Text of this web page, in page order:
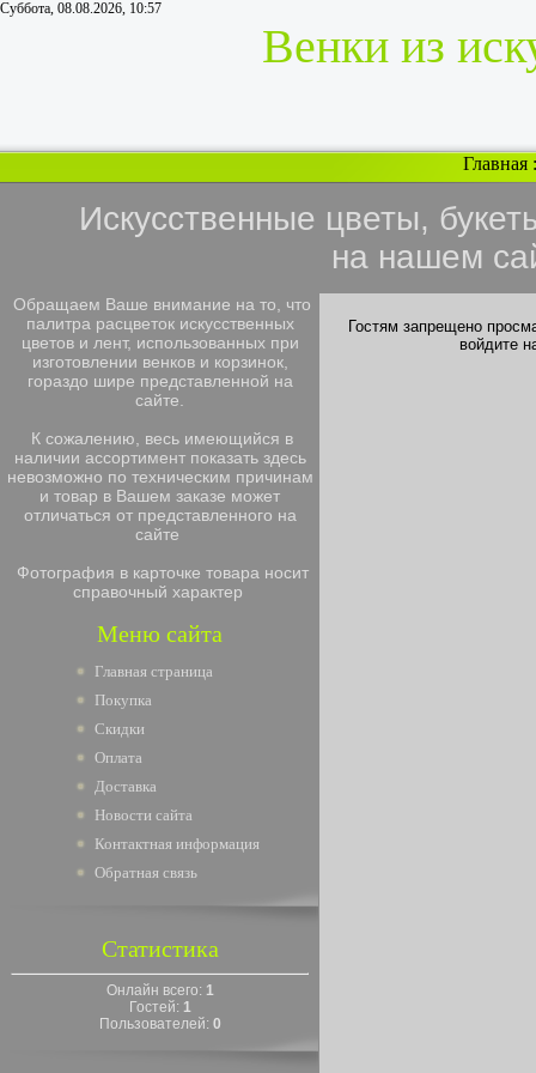
Суббота, 08.08.2026, 10:57
Венки из
Главная
Искусственные цветы,
на нашем
Обращаем Ваше внимание на то, что
палитра расцветок искусственных
цветов и лент, использованных при
изготовлении венков и корзинок,
гораздо шире представленной на
сайте.
К сожалению, весь имеющийся в
наличии ассортимент показать здесь
невозможно по техническим причинам
и товар в Вашем заказе может
отличаться от представленного на
сайте
Фотография в карточке товара носит
справочный характер
Меню сайта
Главная страница
Покупка
Скидки
Оплата
Доставка
Новости сайта
Контактная информация
Обратная связь
Статистика
Онлайн всего: 1
Гостей: 1
Пользователей: 0
Гостям запрещено
войдите